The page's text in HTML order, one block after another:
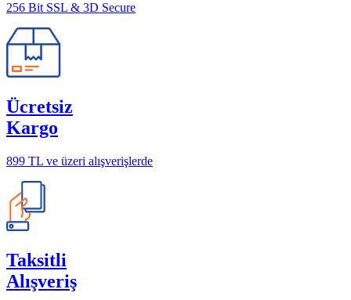
256 Bit SSL & 3D Secure
Ücretsiz
Kargo
899 TL ve üzeri alışverişlerde
Taksitli
Alışveriş